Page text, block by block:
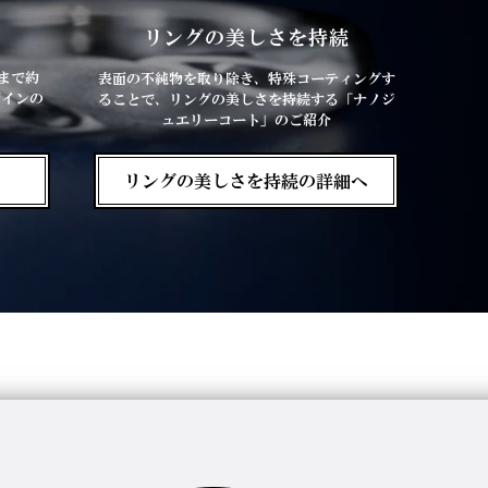
で約
ンの
リングの美しさを持続
表面の不純物を取り除き、特殊コーティングす
ることで、リングの美しさを持続する「ナノジ
ュエリーコート」のご紹介
リングの美しさを持続の詳細へ